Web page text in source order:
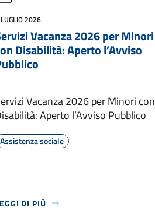
2026
Vacanza 2026 per Minori
Disabilità: Aperto l’Avviso
Vacanza 2026 per Minori con
Aperto l’Avviso Pubblico
Assistenza sociale
DI PIÙ